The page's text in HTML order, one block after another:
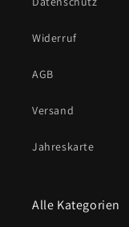
Widerruf
AGB
Versand
Jahreskarte
Alle Kategorien